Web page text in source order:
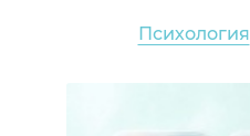
Психология